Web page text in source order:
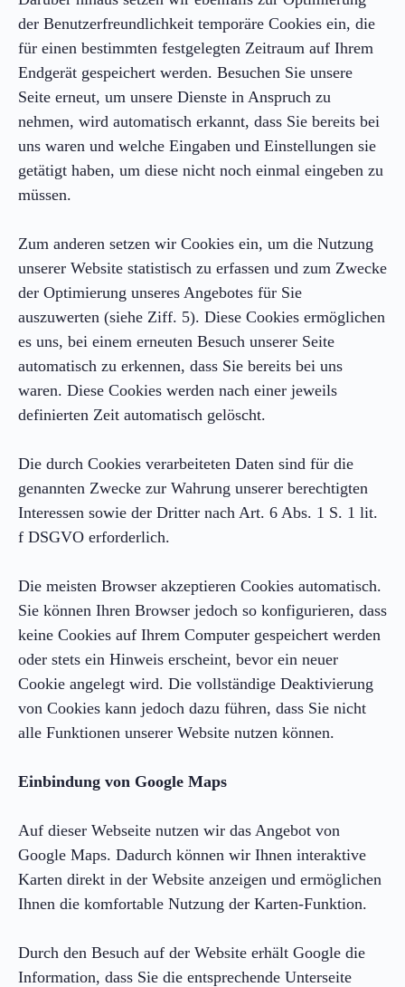
der Benutzerfreundlichkeit temporäre Cookies ein, die
für einen bestimmten festgelegten Zeitraum auf Ihrem
Endgerät gespeichert werden. Besuchen Sie unsere
Seite erneut, um unsere Dienste in Anspruch zu
nehmen, wird automatisch erkannt, dass Sie bereits bei
uns waren und welche Eingaben und Einstellungen sie
getätigt haben, um diese nicht noch einmal eingeben zu
müssen.
Zum anderen setzen wir Cookies ein, um die Nutzung
unserer Website statistisch zu erfassen und zum Zwecke
der Optimierung unseres Angebotes für Sie
auszuwerten (siehe Ziff. 5). Diese Cookies ermöglichen
es uns, bei einem erneuten Besuch unserer Seite
automatisch zu erkennen, dass Sie bereits bei uns
waren. Diese Cookies werden nach einer jeweils
definierten Zeit automatisch gelöscht.
Die durch Cookies verarbeiteten Daten sind für die
genannten Zwecke zur Wahrung unserer berechtigten
Interessen sowie der Dritter nach Art. 6 Abs. 1 S. 1 lit.
f DSGVO erforderlich.
Die meisten Browser akzeptieren Cookies automatisch.
Sie können Ihren Browser jedoch so konfigurieren, dass
keine Cookies auf Ihrem Computer gespeichert werden
oder stets ein Hinweis erscheint, bevor ein neuer
Cookie angelegt wird. Die vollständige Deaktivierung
von Cookies kann jedoch dazu führen, dass Sie nicht
alle Funktionen unserer Website nutzen können.
Einbindung von Google Maps
Auf dieser Webseite nutzen wir das Angebot von
Google Maps. Dadurch können wir Ihnen interaktive
Karten direkt in der Website anzeigen und ermöglichen
Ihnen die komfortable Nutzung der Karten-Funktion.
Durch den Besuch auf der Website erhält Google die
Information, dass Sie die entsprechende Unterseite